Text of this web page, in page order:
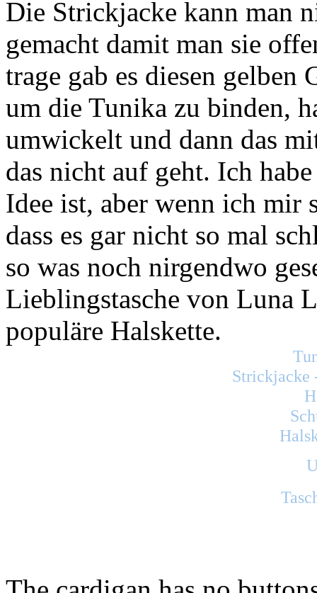
Die Strickjacke kann man
gemacht damit man sie
trage gab es diesen
um die Tunika zu binden,
umwickelt und dann das
das nicht auf geht. Ich
Idee ist, aber wenn ich mir
dass es gar nicht so mal
so was noch nirgendwo
Lieblingstasche von Luna
populäre Halskette.
Strickjacke